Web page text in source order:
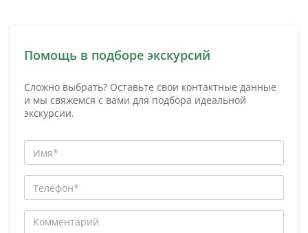
Помощь в подборе экскурсий
Сложно выбрать? Оставьте свои контактные данные
и мы свяжемся с вами для подбора идеальной
экскурсии.